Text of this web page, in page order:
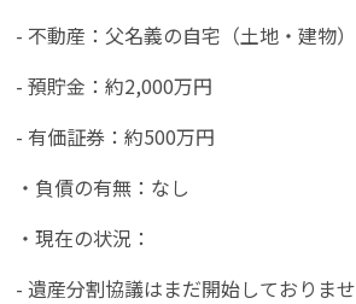
- 不動産：父名義の自宅（土地・建物）
- 預貯金：約2,000万円
- 有価証券：約500万円
・負債の有無：なし
・現在の状況：
- 遺産分割協議はまだ開始しておりませ